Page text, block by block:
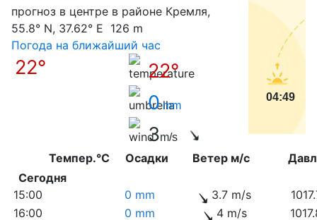
прогноз в центре в районе Кремля,
55.8° N, 37.62° E 126 m
Погода на ближайший час
22°
22°
0mm
3m/s
04:49
Темпер.°C Осадки Ветер м/с
Сегодня
15:00
0 mm 3.7 m/s
16:00
0 mm 4 m/s